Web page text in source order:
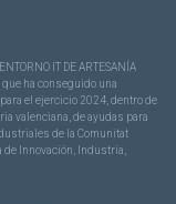
IT DE ARTESANÍA
ha conseguido una
el ejercicio 2024, dentro de
valenciana, de ayudas para
de la Comunitat
Innovación, Industria,